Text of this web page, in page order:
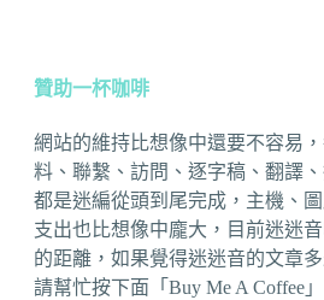
贊助一杯咖啡
網站的維持比想像中還要不容易
料、聯繫、訪問、逐字稿、翻譯
都是迷編從頭到尾完成，主機、
支出也比想像中龐大，目前迷迷
的距離，如果覺得迷迷音的文章
請幫忙按下面「Buy Me A Coffee